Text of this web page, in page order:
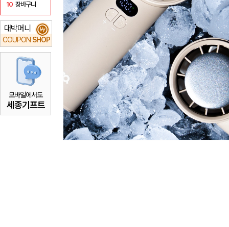
10 장바구니
대박머니
COUPON SHOP
₩
모바일에서도
세종기프트